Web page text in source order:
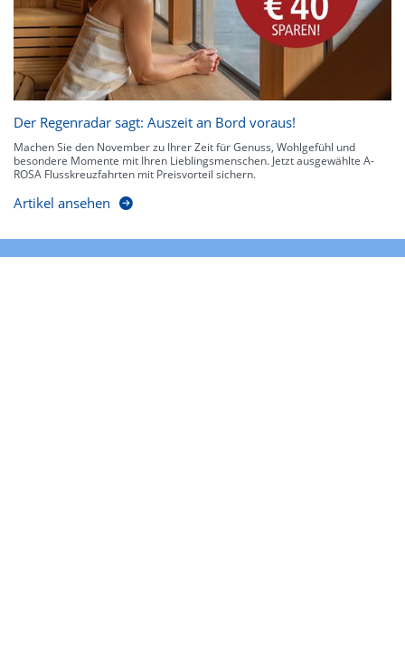
Der Regenradar sagt: Auszeit an Bord voraus!
Machen Sie den November zu Ihrer Zeit für Genuss, Wohlgefühl und
besondere Momente mit Ihren Lieblingsmenschen. Jetzt ausgewählte A-
ROSA Flusskreuzfahrten mit Preisvorteil sichern.
Artikel ansehen